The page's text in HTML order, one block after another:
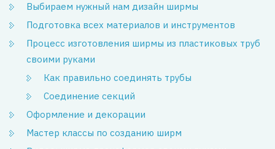
Выбираем нужный нам дизайн ширмы
Подготовка всех материалов и инструментов
Процесс изготовления ширмы из пластиковых труб
своими руками
Как правильно соединять трубы
Соединение секций
Оформление и декорации
Мастер классы по созданию ширм